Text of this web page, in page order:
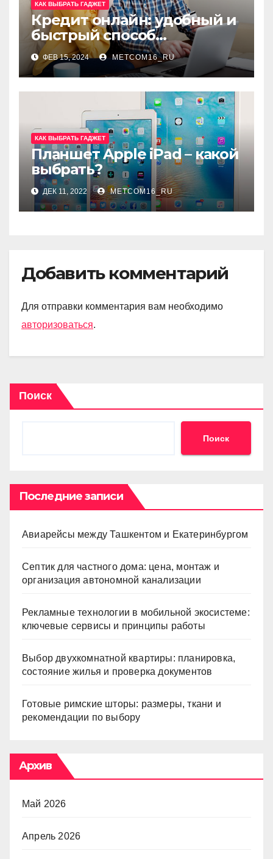
КАК ВЫБРАТЬ ГАДЖЕТ
Кредит онлайн: удобный и
быстрый способ
получения финансовой
помощи
ФЕВ 15, 2024 METCOM16_RU
КАК ВЫБРАТЬ ГАДЖЕТ
Планшет Apple iPad – какой
выбрать?
ДЕК 11, 2022 METCOM16_RU
Добавить комментарий
Для отправки комментария вам необходимо
авторизоваться.
Поиск
Поиск
Последние записи
Авиарейсы между Ташкентом и Екатеринбургом
Септик для частного дома: цена, монтаж и
организация автономной канализации
Рекламные технологии в мобильной экосистеме:
ключевые сервисы и принципы работы
Выбор двухкомнатной квартиры: планировка,
состояние жилья и проверка документов
Готовые римские шторы: размеры, ткани и
рекомендации по выбору
Архив
Май 2026
Апрель 2026